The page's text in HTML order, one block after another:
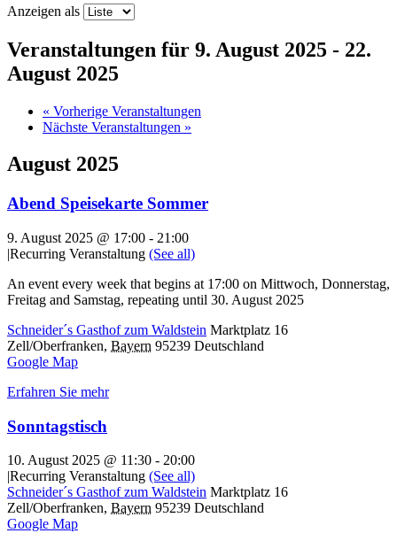
Anzeigen als
Veranstaltungen für 9. August 2025 - 22.
August 2025
« Vorherige Veranstaltungen
Nächste Veranstaltungen »
August 2025
Abend Speisekarte Sommer
9. August 2025 @ 17:00 - 21:00
|Recurring Veranstaltung (See all)
An event every week that begins at 17:00 on Mittwoch, Donnerstag,
Freitag and Samstag, repeating until 30. August 2025
Schneider´s Gasthof zum Waldstein Marktplatz 16
Zell/Oberfranken, Bayern 95239 Deutschland
Google Map
Erfahren Sie mehr
Sonntagstisch
10. August 2025 @ 11:30 - 20:00
Recurring Veranstaltung (See all)
Schneider´s Gasthof zum Waldstein Marktplatz 16
Zell/Oberfranken, Bayern 95239 Deutschland
Google Map